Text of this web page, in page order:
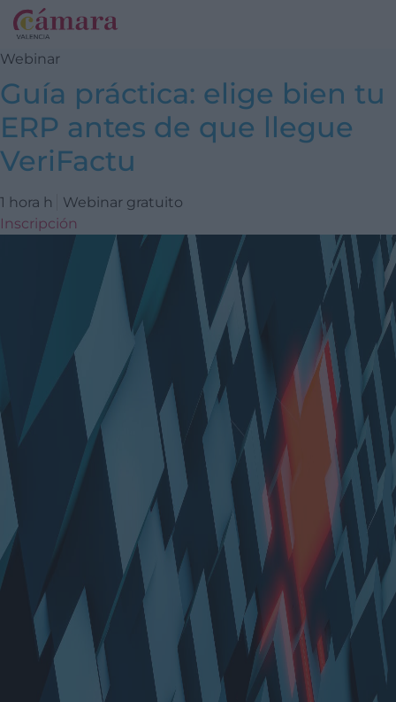
Webinar
Guía práctica: elige bien tu
ERP antes de que llegue
VeriFactu
1 hora h
Webinar gratuito
Inscripción